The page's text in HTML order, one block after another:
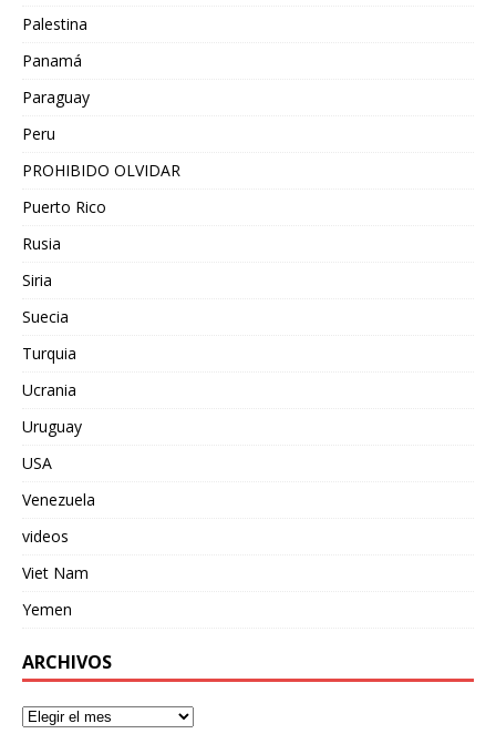
Palestina
Panamá
Paraguay
Peru
PROHIBIDO OLVIDAR
Puerto Rico
Rusia
Siria
Suecia
Turquia
Ucrania
Uruguay
USA
Venezuela
videos
Viet Nam
Yemen
ARCHIVOS